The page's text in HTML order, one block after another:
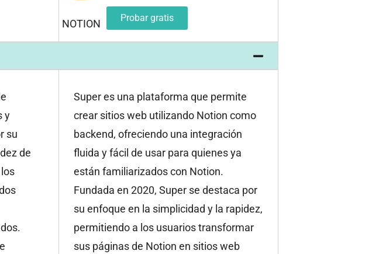
NOTION Probar gratis
y
su
de
Super es una plataforma que permite
crear sitios web utilizando Notion como
backend, ofreciendo una integración
fluida y fácil de usar para quienes ya
están familiarizados con Notion.
Fundada en 2020, Super se destaca por
su enfoque en la simplicidad y la rapidez,
permitiendo a los usuarios transformar
sus páginas de Notion en sitios web